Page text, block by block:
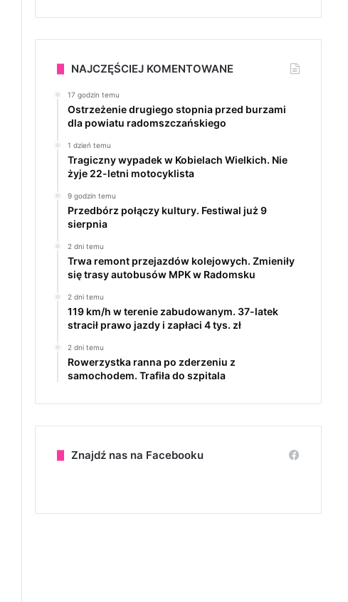
NAJCZĘŚCIEJ KOMENTOWANE
17 godzin temu
Ostrzeżenie drugiego stopnia przed burzami
dla powiatu radomszczańskiego
1 dzień temu
Tragiczny wypadek w Kobielach Wielkich. Nie
żyje 22-letni motocyklista
9 godzin temu
Przedbórz połączy kultury. Festiwal już 9
sierpnia
2 dni temu
Trwa remont przejazdów kolejowych. Zmieniły
się trasy autobusów MPK w Radomsku
2 dni temu
119 km/h w terenie zabudowanym. 37-latek
stracił prawo jazdy i zapłaci 4 tys. zł
2 dni temu
Rowerzystka ranna po zderzeniu z
samochodem. Trafiła do szpitala
Znajdź nas na Facebooku